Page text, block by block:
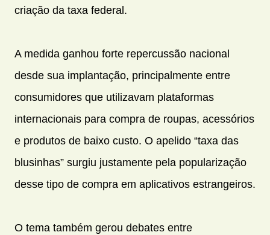
criação da taxa federal.
A medida ganhou forte repercussão nacional
desde sua implantação, principalmente entre
consumidores que utilizavam plataformas
internacionais para compra de roupas, acessórios
e produtos de baixo custo. O apelido “taxa das
blusinhas” surgiu justamente pela popularização
desse tipo de compra em aplicativos estrangeiros.
O tema também gerou debates entre